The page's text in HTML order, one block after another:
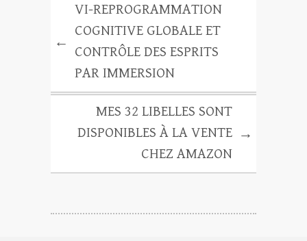
←
VI-REPROGRAMMATION
COGNITIVE GLOBALE ET
CONTRÔLE DES ESPRITS
PAR IMMERSION
MES 32 LIBELLES SONT
DISPONIBLES À LA VENTE
CHEZ AMAZON
→